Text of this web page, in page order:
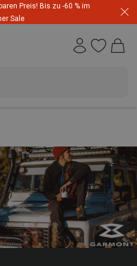
Preis! Bis zu -60 % im
Sale